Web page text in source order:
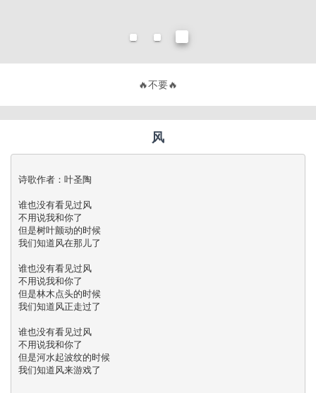
不要有趣，要有用！
风
诗歌作者：叶圣陶
谁也没有看见过风
不用说我和你了
但是树叶颤动的时候
我们知道风在那儿了
谁也没有看见过风
不用说我和你了
但是林木点头的时候
我们知道风正走过了
谁也没有看见过风
不用说我和你了
但是河水起波纹的时候
我们知道风来游戏了